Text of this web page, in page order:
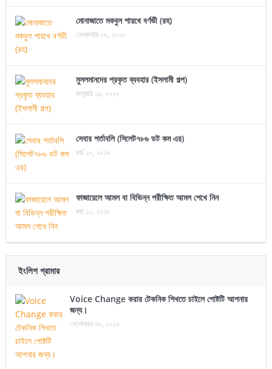
মোনাজাতে মকবুল শায়খে বর্ণভী (রহ)
ফেব্রুয়ারি ০৮, ২০২০
মুসলমানদের প্রকৃত ব্যবহার (ইসলামী গল্প)
জানুয়ারি ১৬, ২০২০
সেবার শর্তাবলি (সিলেট৭৮৬ ডট কম এর)
মার্চ ১০, ২০১৯
ফাজায়েলে আমল বা বিভিন্ন পরীক্ষিত আমল শেখে নিন
মার্চ ১০, ২০১৯
ইংলিশ গ্রামার
Voice Change করার টেকনিক শিখতে চাইলে পোষ্টটি আপনার
জন্য।
সেপ্টেম্বর ৩০, ২০১৯